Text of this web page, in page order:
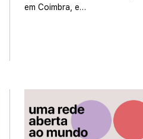
em Coimbra, e…